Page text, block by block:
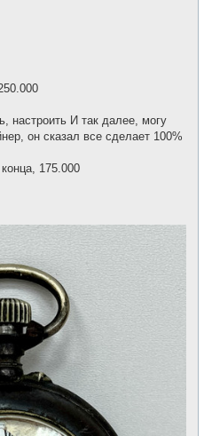
настроить И так далее, могу
он сказал все сделает 100%
175.000